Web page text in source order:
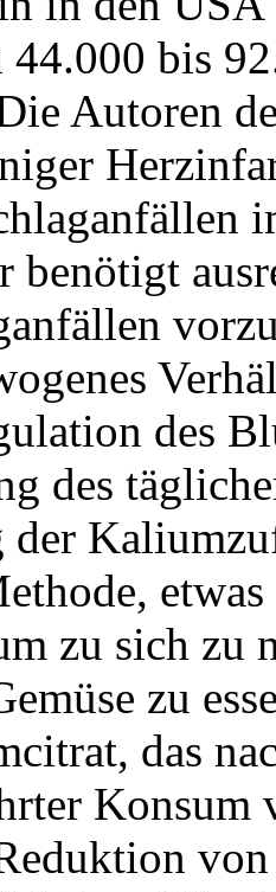
44.000 bis
Autoren
benötigt
des
des
der
zu sich zu
zu
das
Konsum